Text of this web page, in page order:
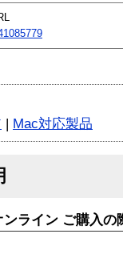
| Mac対応製品
ンライン ご購入の